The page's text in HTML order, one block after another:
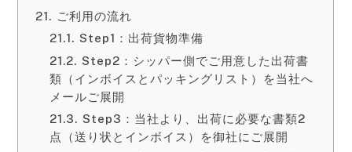
ご利用の流れ
Step1：出荷貨物準備
Step2：シッパー側でご用意した出荷書
類（インボイスとパッキングリスト）を当社へ
メールご展開
Step3：当社より、出荷に必要な書類2
点（送り状とインボイス）を御社にご展開